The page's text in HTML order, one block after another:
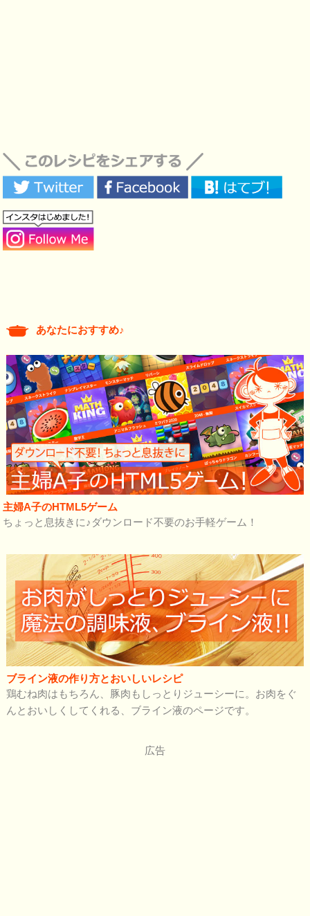
あなたにおすすめ♪
主婦A子のHTML5ゲーム
ちょっと息抜きに♪ダウンロード不要のお手軽ゲーム！
ブライン液の作り方とおいしいレシピ
鶏むね肉はもちろん、豚肉もしっとりジューシーに。お肉をぐ
んとおいしくしてくれる、ブライン液のページです。
広告